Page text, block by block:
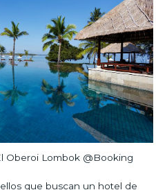
Oberoi Lombok @Booking
que buscan un hotel de